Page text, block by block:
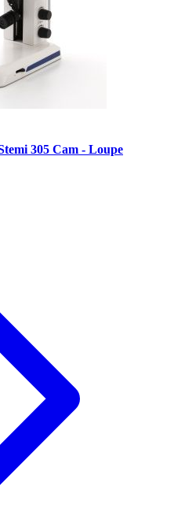
305 Cam - Loupe